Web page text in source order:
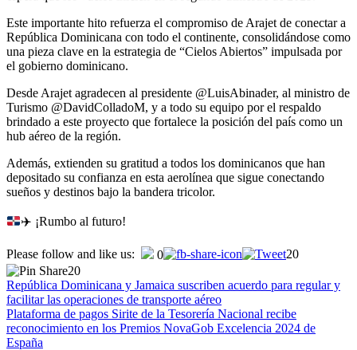
Este importante hito refuerza el compromiso de Arajet de conectar a
República Dominicana con todo el continente, consolidándose como
una pieza clave en la estrategia de “Cielos Abiertos” impulsada por
el gobierno dominicano.
Desde Arajet agradecen al presidente @LuisAbinader, al ministro de
Turismo @DavidColladoM, y a todo su equipo por el respaldo
brindado a este proyecto que fortalece la posición del país como un
hub aéreo de la región.
Además, extienden su gratitud a todos los dominicanos que han
depositado su confianza en esta aerolínea que sigue conectando
sueños y destinos bajo la bandera tricolor.
✈️ ¡Rumbo al futuro!
Please follow and like us: 0
20
20
Navegación
de
entradas
República Dominicana y Jamaica suscriben acuerdo para regular y
facilitar las operaciones de transporte aéreo
Plataforma de pagos Sirite de la Tesorería Nacional recibe
reconocimiento en los Premios NovaGob Excelencia 2024 de
España